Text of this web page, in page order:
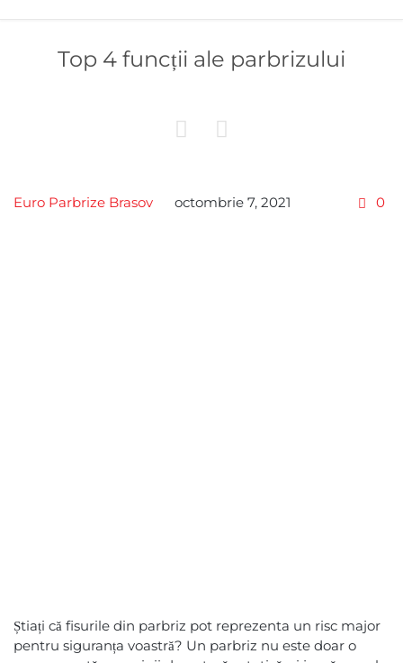
Top 4 funcții ale parbrizului
 
Euro Parbrize Brasov octombrie 7, 2021  0
Știați că fisurile din parbriz pot reprezenta un risc major
pentru siguranța voastră? Un parbriz nu este doar o